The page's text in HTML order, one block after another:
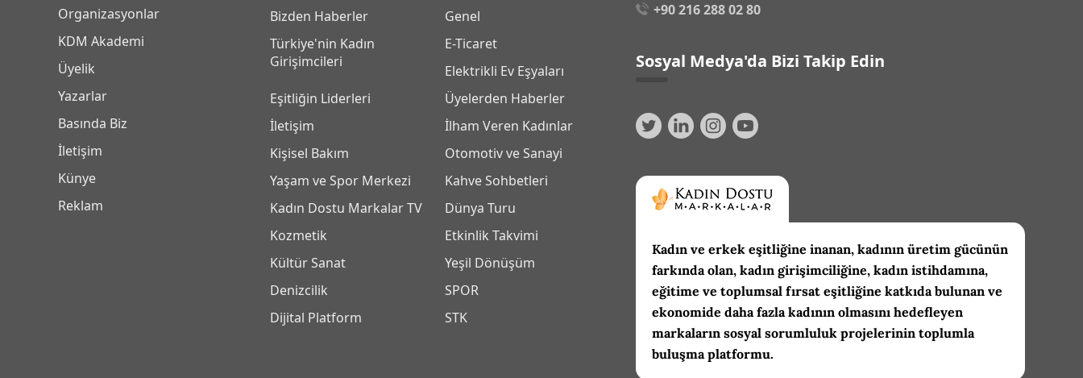
Organizasyonlar
KDM Akademi
Üyelik
Yazarlar
Basında Biz
İletişim
Künye
Reklam
Bizden Haberler
Genel
Türkiye'nin Kadın
Girişimcileri
E-Ticaret
Elektrikli Ev Eşyaları
Eşitliğin Liderleri
Üyelerden Haberler
İletişim
İlham Veren Kadınlar
Kişisel Bakım
Otomotiv ve Sanayi
Yaşam ve Spor Merkezi
Kahve Sohbetleri
Kadın Dostu Markalar TV
Dünya Turu
Kozmetik
Etkinlik Takvimi
Kültür Sanat
Yeşil Dönüşüm
Denizcilik
SPOR
Dijital Platform
STK
+90 216 288 02 80
Sosyal Medya'da Bizi Takip Edin
Kadın ve erkek eşitliğine inanan, kadının üretim gücünün
farkında olan, kadın girişimciliğine, kadın istihdamına,
eğitime ve toplumsal fırsat eşitliğine katkıda bulunan ve
ekonomide daha fazla kadının olmasını hedefleyen
markaların sosyal sorumluluk projelerinin toplumla
buluşma platformu.